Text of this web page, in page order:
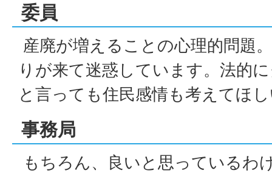
委員
産廃が増えることの心理的問題
りが来て迷惑しています。法的
と言っても住民感情も考えてほ
事務局
もちろん、良いと思っているわ